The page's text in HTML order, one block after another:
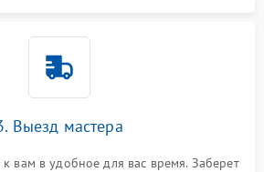
Выезд мастера
вам в удобное для вас время. Заберет